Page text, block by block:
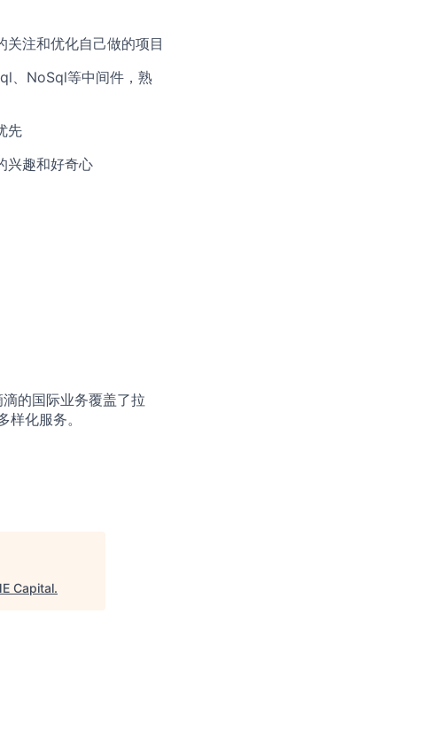
注和优化自己做的项目
、NoSql等中间件，熟
先
兴趣和好奇心
的国际业务覆盖了拉
化服务。
Capital.